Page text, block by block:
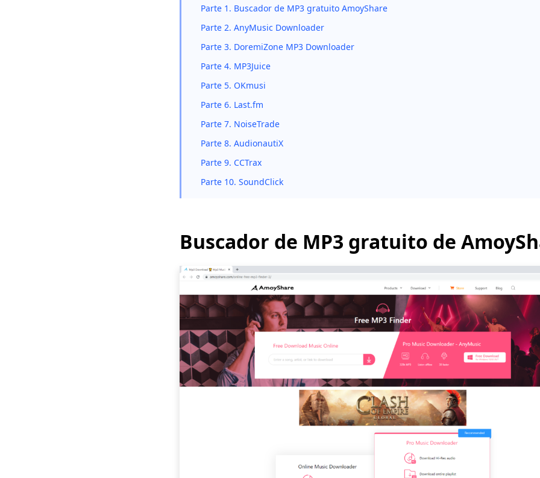
Parte 1. Buscador de MP3 gratuito AmoyShare
Parte 2. AnyMusic Downloader
Parte 3. DoremiZone MP3 Downloader
Parte 4. MP3Juice
Parte 5. OKmusi
Parte 6. Last.fm
Parte 7. NoiseTrade
Parte 8. AudionautiX
Parte 9. CCTrax
Parte 10. SoundClick
Buscador de MP3 gratuito de